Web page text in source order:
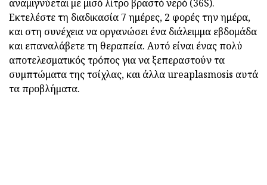
αναμιγνύεται με μισό λίτρο βραστό νερό (36S).
Εκτελέστε τη διαδικασία 7 ημέρες, 2 φορές την ημέρα,
και στη συνέχεια να οργανώσει ένα διάλειμμα εβδομάδα
και επαναλάβετε τη θεραπεία. Αυτό είναι ένας πολύ
αποτελεσματικός τρόπος για να ξεπεραστούν τα
συμπτώματα της τσίχλας, και άλλα ureaplasmosis αυτά
τα προβλήματα.